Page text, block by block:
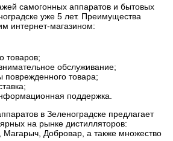
самогонных аппаратов и бытовых
уже 5 лет. Преимущества
интернет-магазином:
товаров;
обслуживание;
поврежденного товара;
поддержка.
в Зеленоградске предлагает
на рынке дистилляторов:
Добровар, а также множество